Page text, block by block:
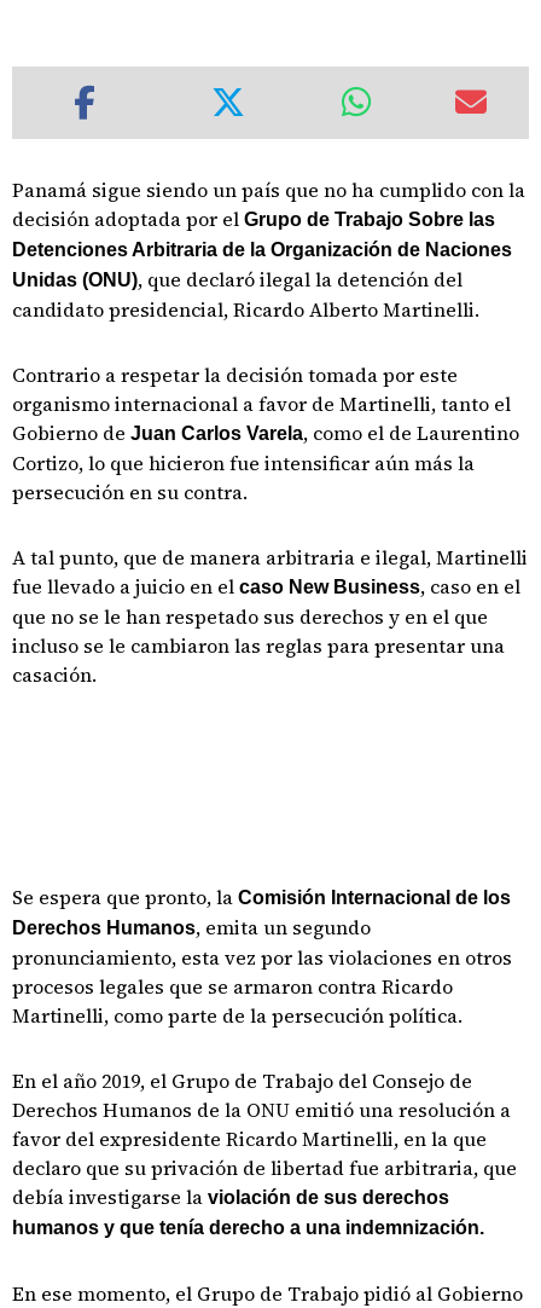
Panamá sigue siendo un país que no ha cumplido con la
decisión adoptada por el Grupo de Trabajo Sobre las
Detenciones Arbitraria de la Organización de Naciones
Unidas (ONU), que declaró ilegal la detención del
candidato presidencial, Ricardo Alberto Martinelli.
Contrario a respetar la decisión tomada por este
organismo internacional a favor de Martinelli, tanto el
Gobierno de Juan Carlos Varela, como el de Laurentino
Cortizo, lo que hicieron fue intensificar aún más la
persecución en su contra.
A tal punto, que de manera arbitraria e ilegal, Martinelli
fue llevado a juicio en el caso New Business, caso en el
que no se le han respetado sus derechos y en el que
incluso se le cambiaron las reglas para presentar una
casación.
Se espera que pronto, la Comisión Internacional de los
Derechos Humanos, emita un segundo
pronunciamiento, esta vez por las violaciones en otros
procesos legales que se armaron contra Ricardo
Martinelli, como parte de la persecución política.
En el año 2019, el Grupo de Trabajo del Consejo de
Derechos Humanos de la ONU emitió una resolución a
favor del expresidente Ricardo Martinelli, en la que
declaro que su privación de libertad fue arbitraria, que
debía investigarse la violación de sus derechos
humanos y que tenía derecho a una indemnización.
En ese momento, el Grupo de Trabajo pidió al Gobierno